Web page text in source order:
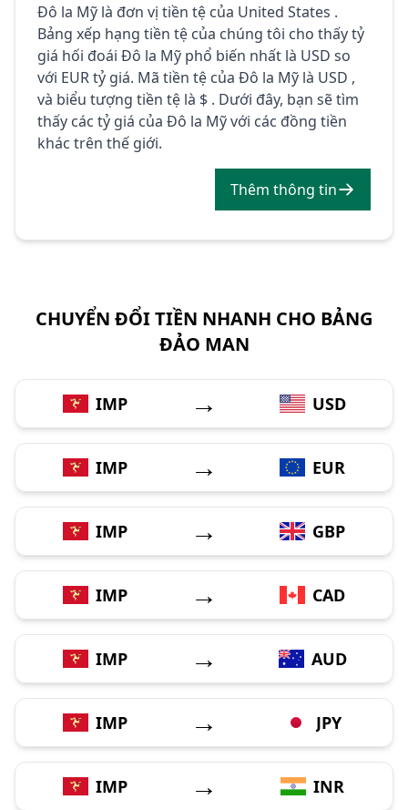
Đô la Mỹ là đơn vị tiền tệ của United States .
Bảng xếp hạng tiền tệ của chúng tôi cho thấy tỷ
giá hối đoái Đô la Mỹ phổ biến nhất là USD so
với EUR tỷ giá. Mã tiền tệ của Đô la Mỹ là USD ,
và biểu tượng tiền tệ là $ . Dưới đây, bạn sẽ tìm
thấy các tỷ giá của Đô la Mỹ với các đồng tiền
khác trên thế giới.
Thêm thông tin
CHUYỂN ĐỔI TIỀN NHANH CHO BẢNG
ĐẢO MAN
IMP → USD
IMP → EUR
IMP → GBP
IMP → CAD
IMP → AUD
IMP → JPY
IMP → INR